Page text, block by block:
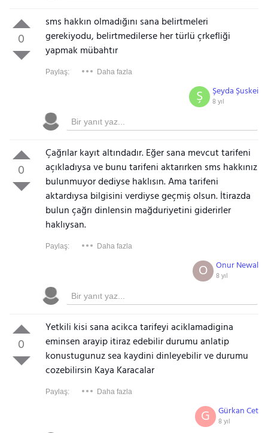
0
sms hakkın olmadığını sana belirtmeleri
gerekiyodu, belirtmedilerse her türlü çrkefliği
yapmak mübahtır
Paylaş: Daha fazla
Şeyda Şuskei
8 yıl
Ş
0
Çağrılar kayıt altındadır. Eğer sana mevcut tarifeni
açıkladıysa ve bunu tarifeni aktarırken sms hakkınız
bulunmuyor dediyse haklısın. Ama tarifeni
aktardıysa bilgisini verdiyse geçmiş olsun. İtirazda
bulun çağrı dinlensin mağduriyetini giderirler
haklıysan.
Paylaş: Daha fazla
Onur Newal
8 yıl
O
0
Yetkili kisi sana acikca tarifeyi aciklamadigina
eminsen arayip itiraz edebilir durumu anlatip
konustugunuz sea kaydini dinleyebilir ve durumu
cozebilirsin Kaya Karacalar
Paylaş: Daha fazla
Gürkan Cet
8 yıl
G